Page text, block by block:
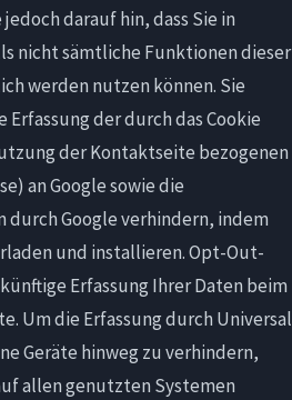
darauf hin, dass Sie in
nicht sämtliche Funktionen dieser
werden nutzen können. Sie
der durch das Cookie
der Kontaktseite bezogenen
an Google sowie die
durch Google verhindern, indem
und installieren. Opt-Out-
Erfassung Ihrer Daten beim
Um die Erfassung durch Universal
Geräte hinweg zu verhindern,
allen genutzten Systemen